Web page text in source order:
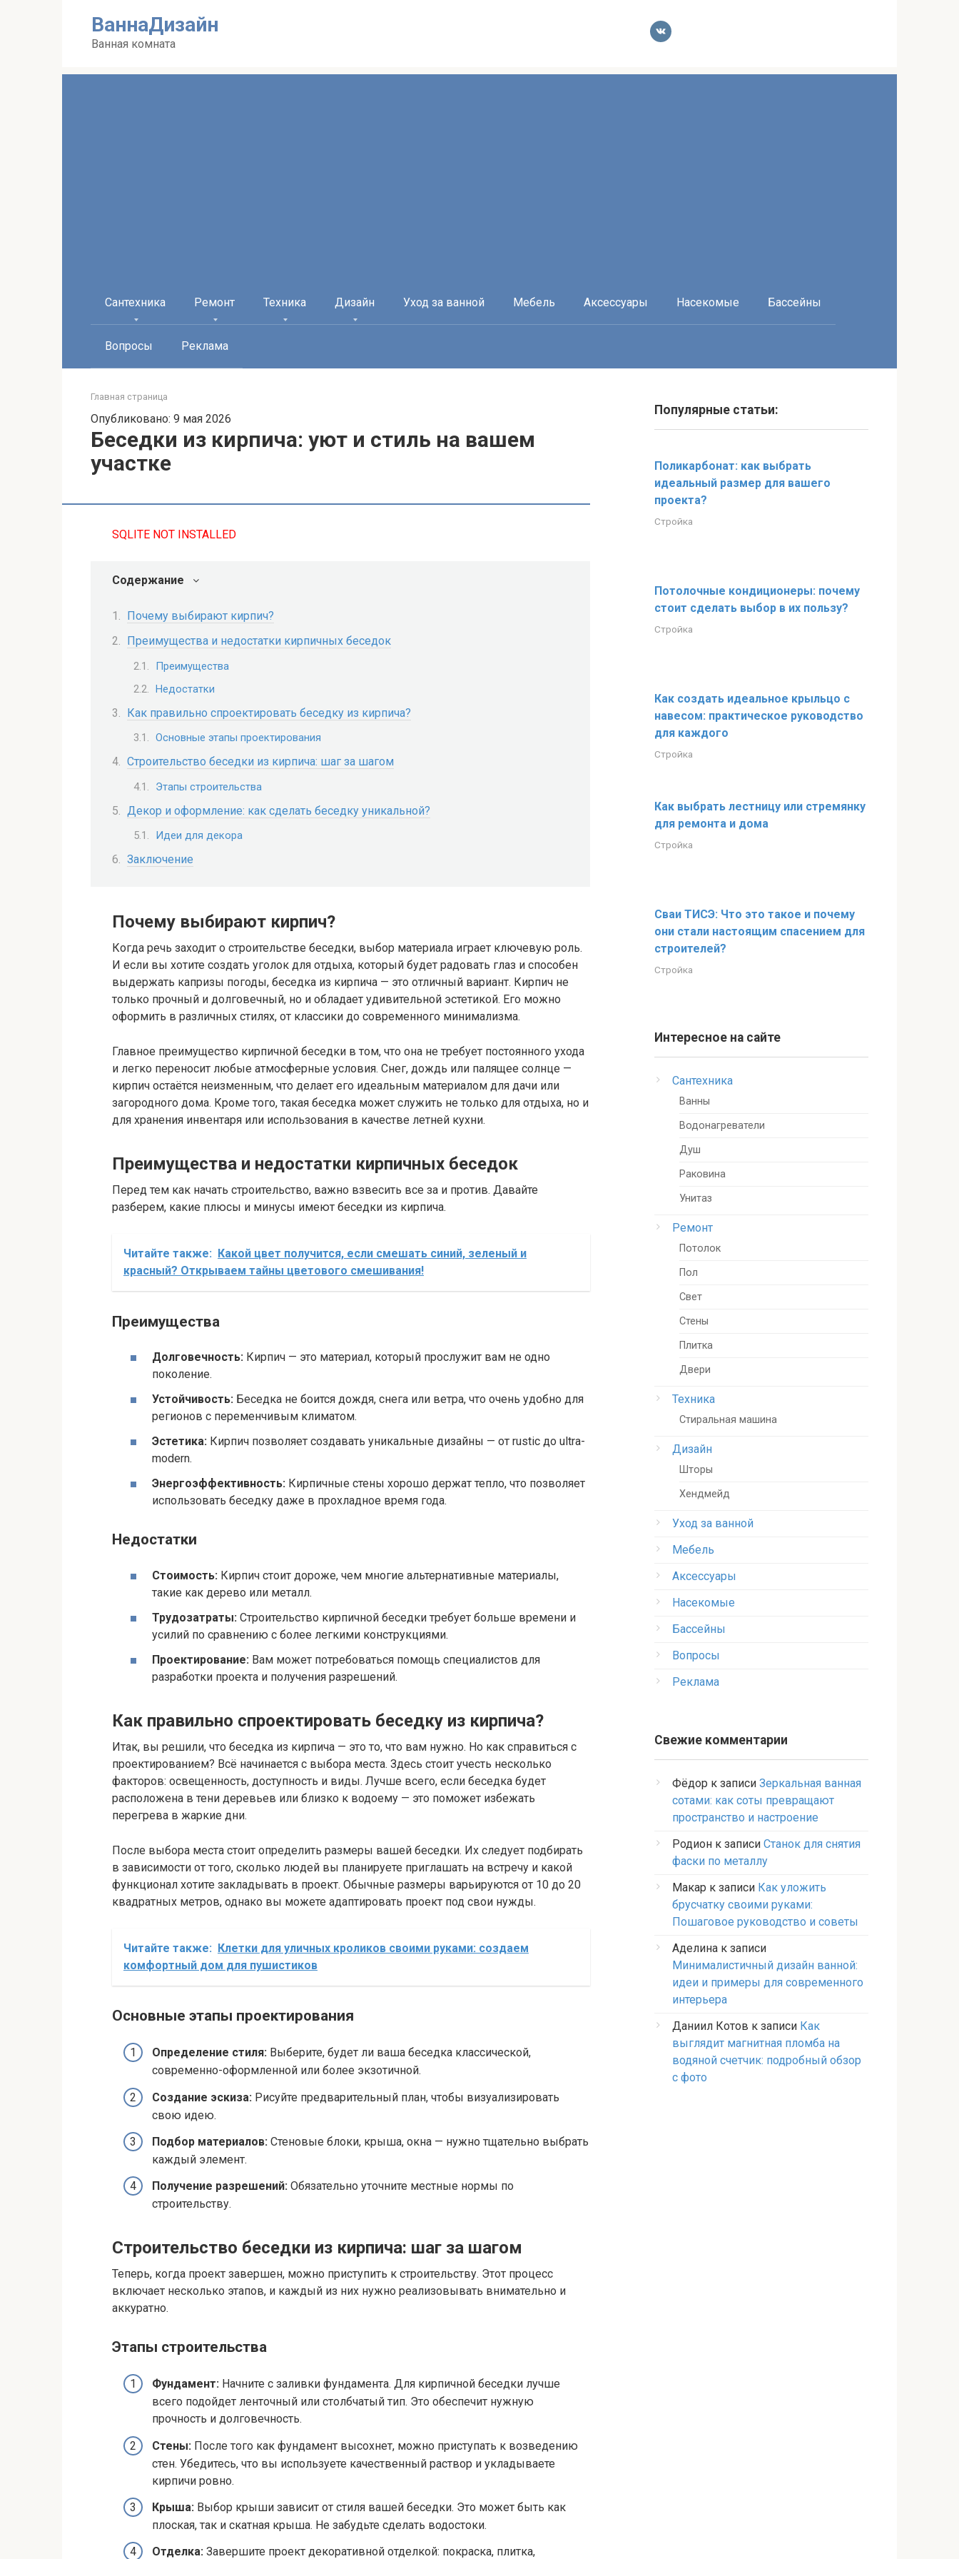
ВаннаДизайн
Ванная комната
Сантехника Ремонт Техника Дизайн Уход за ванной Мебель Аксессуары Насекомые Бассейны
Вопросы Реклама
Главная страница
Опубликовано: 9 мая 2026
Беседки из кирпича: уют и стиль на вашем
участке
SQLITE NOT INSTALLED
Содержание
Почему выбирают кирпич?
Преимущества и недостатки кирпичных беседок
Преимущества
Недостатки
Как правильно спроектировать беседку из кирпича?
Основные этапы проектирования
Строительство беседки из кирпича: шаг за шагом
Этапы строительства
Декор и оформление: как сделать беседку уникальной?
Идеи для декора
Заключение
Почему выбирают кирпич?
Когда речь заходит о строительстве беседки, выбор материала играет ключевую роль.
И если вы хотите создать уголок для отдыха, который будет радовать глаз и способен
выдержать капризы погоды, беседка из кирпича — это отличный вариант. Кирпич не
только прочный и долговечный, но и обладает удивительной эстетикой. Его можно
оформить в различных стилях, от классики до современного минимализма.
Главное преимущество кирпичной беседки в том, что она не требует постоянного ухода
и легко переносит любые атмосферные условия. Снег, дождь или палящее солнце —
кирпич остаётся неизменным, что делает его идеальным материалом для дачи или
загородного дома. Кроме того, такая беседка может служить не только для отдыха, но и
для хранения инвентаря или использования в качестве летней кухни.
Преимущества и недостатки кирпичных беседок
Перед тем как начать строительство, важно взвесить все за и против. Давайте
разберем, какие плюсы и минусы имеют беседки из кирпича.
Читайте также:
Какой цвет получится, если смешать синий, зеленый и
красный? Открываем тайны цветового смешивания!
Преимущества
Долговечность: Кирпич — это материал, который прослужит вам не одно
поколение.
Устойчивость: Беседка не боится дождя, снега или ветра, что очень удобно для
регионов с переменчивым климатом.
Эстетика: Кирпич позволяет создавать уникальные дизайны — от rustic до ultra-
modern.
Энергоэффективность: Кирпичные стены хорошо держат тепло, что позволяет
использовать беседку даже в прохладное время года.
Недостатки
Стоимость: Кирпич стоит дороже, чем многие альтернативные материалы,
такие как дерево или металл.
Трудозатраты: Строительство кирпичной беседки требует больше времени и
усилий по сравнению с более легкими конструкциями.
Проектирование: Вам может потребоваться помощь специалистов для
разработки проекта и получения разрешений.
Как правильно спроектировать беседку из кирпича?
Итак, вы решили, что беседка из кирпича — это то, что вам нужно. Но как справиться с
проектированием? Всё начинается с выбора места. Здесь стоит учесть несколько
факторов: освещенность, доступность и виды. Лучше всего, если беседка будет
расположена в тени деревьев или близко к водоему — это поможет избежать
перегрева в жаркие дни.
После выбора места стоит определить размеры вашей беседки. Их следует подбирать
в зависимости от того, сколько людей вы планируете приглашать на встречу и какой
функционал хотите закладывать в проект. Обычные размеры варьируются от 10 до 20
квадратных метров, однако вы можете адаптировать проект под свои нужды.
Читайте также: Клетки для уличных кроликов своими руками: создаем
комфортный дом для пушистиков
Основные этапы проектирования
Определение стиля: Выберите, будет ли ваша беседка классической,
современно-оформленной или более экзотичной.
Создание эскиза: Рисуйте предварительный план, чтобы визуализировать
свою идею.
Подбор материалов: Стеновые блоки, крыша, окна — нужно тщательно выбрать
каждый элемент.
Получение разрешений: Обязательно уточните местные нормы по
строительству.
Строительство беседки из кирпича: шаг за шагом
Теперь, когда проект завершен, можно приступить к строительству. Этот процесс
включает несколько этапов, и каждый из них нужно реализовывать внимательно и
аккуратно.
Этапы строительства
Фундамент: Начните с заливки фундамента. Для кирпичной беседки лучше
всего подойдет ленточный или столбчатый тип. Это обеспечит нужную
прочность и долговечность.
Стены: После того как фундамент высохнет, можно приступать к возведению
стен. Убедитесь, что вы используете качественный раствор и укладываете
кирпичи ровно.
Крыша: Выбор крыши зависит от стиля вашей беседки. Это может быть как
плоская, так и скатная крыша. Не забудьте сделать водостоки.
Отделка: Завершите проект декоративной отделкой: покраска, плитка,
Популярные статьи:
Поликарбонат: как выбрать
идеальный размер для вашего
проекта?
Стройка
Потолочные кондиционеры: почему
стоит сделать выбор в их пользу?
Стройка
Как создать идеальное крыльцо с
навесом: практическое руководство
для каждого
Стройка
Как выбрать лестницу или стремянку
для ремонта и дома
Стройка
Сваи ТИСЭ: Что это такое и почему
они стали настоящим спасением для
строителей?
Стройка
Интересное на сайте
Сантехника
Ванны
Водонагреватели
Душ
Раковина
Унитаз
Ремонт
Потолок
Пол
Свет
Стены
Плитка
Двери
Техника
Стиральная машина
Дизайн
Шторы
Хендмейд
Уход за ванной
Мебель
Аксессуары
Насекомые
Бассейны
Вопросы
Реклама
Свежие комментарии
Фёдор к записи Зеркальная ванная
сотами: как соты превращают
пространство и настроение
Родион к записи Станок для снятия
фаски по металлу
Макар к записи Как уложить
брусчатку своими руками:
Пошаговое руководство и советы
Аделина к записи
Минималистичный дизайн ванной:
идеи и примеры для современного
интерьера
Даниил Котов к записи Как
выглядит магнитная пломба на
водяной счетчик: подробный обзор
с фото